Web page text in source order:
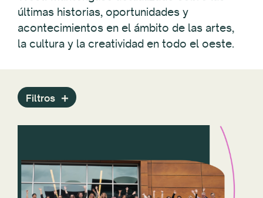
últimas historias, oportunidades y
acontecimientos en el ámbito de las artes,
la cultura y la creatividad en todo el oeste.
Filtros
Mirar hacia el oeste
Noticias
Política
Archivo de arte público
Informes
Personal
Historias
Tecnología
ZAPP